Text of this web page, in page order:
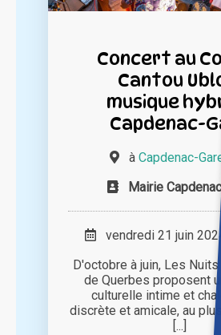
Concert au
Cantou
musique
Capdenac-
à Capdenac-
Mairie
vendredi 21 juin
D'octobre à juin, Les Nuits
de Querbes proposent
culturelle intime et
discrète et amicale, au
[...]